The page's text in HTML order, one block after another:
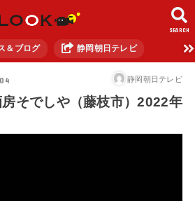
SEARCH
＆ブログ 静岡朝日テレビ
静岡朝日テレビ
房そでしや（藤枝市）2022年